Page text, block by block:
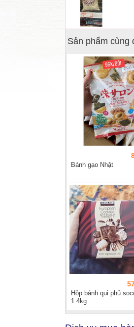
Sản phẩm cùng
Bánh gạo Nhật
Hộp bánh qui phủ
1.4kg